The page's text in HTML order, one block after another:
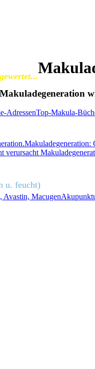
AdressenTop-Makula-
Makuladegeneration:
verursacht
u. feucht)
Avastin, Macugen